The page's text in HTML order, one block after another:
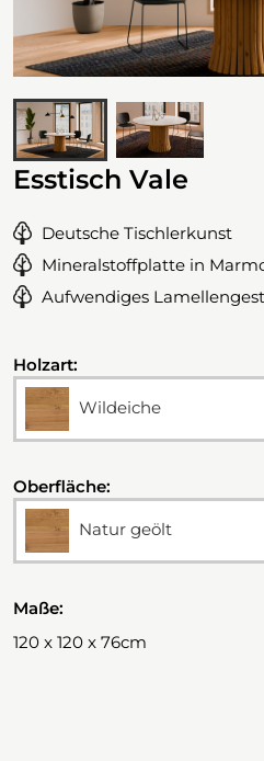
Esstisch Vale
Deutsche Tischlerkunst
Mineralstoffplatte in
Aufwendiges
Holzart:
Wildeiche
Oberfläche:
Natur geölt
Maße:
120 x 120 x 76cm